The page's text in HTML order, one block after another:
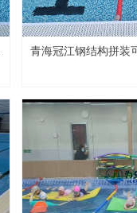
青海冠江钢结构拼装